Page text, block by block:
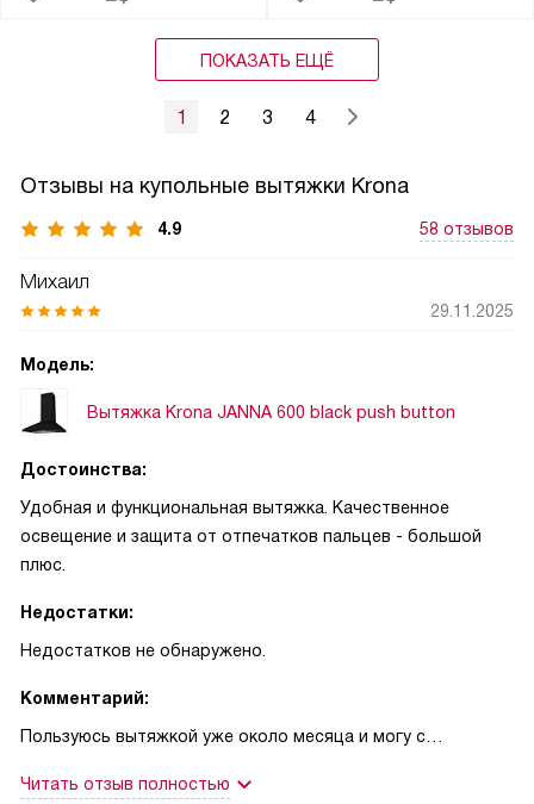
ПОКАЗАТЬ ЕЩЁ
1 2 3 4
Отзывы на купольные вытяжки Krona
4.9 58 отзывов
Михаил
29.11.2025
Модель:
Вытяжка Krona JANNA 600 black push button
Достоинства:
Удобная и функциональная вытяжка. Качественное
освещение и защита от отпечатков пальцев - большой
плюс.
Недостатки:
Недостатков не обнаружено.
Комментарий:
Пользуюсь вытяжкой уже около месяца и могу с
Она стала незаменимой частью моей кухни. Особенно
Читать отзыв полностью